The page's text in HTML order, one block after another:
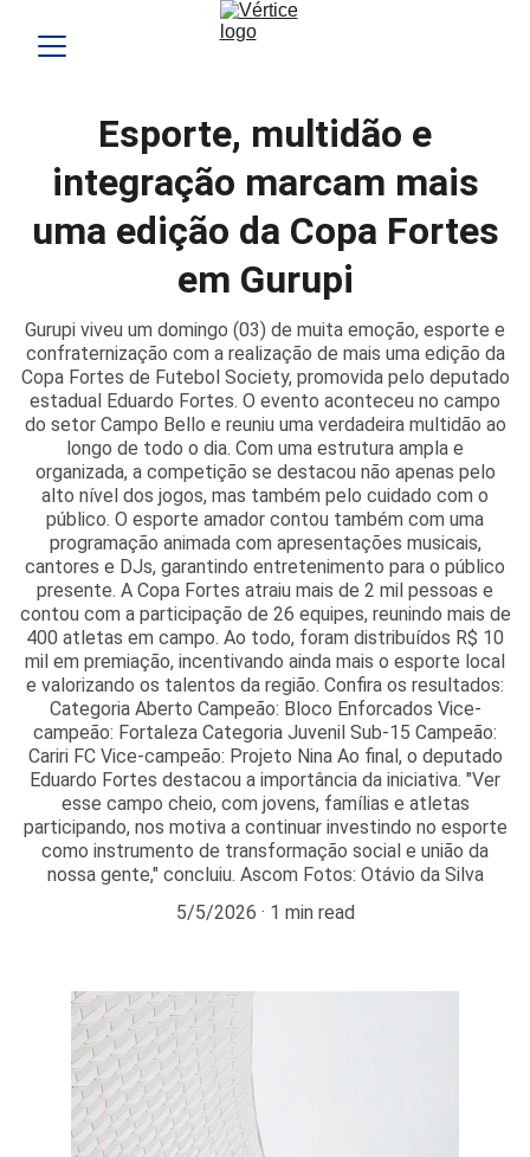
Esporte, multidão e
integração marcam mais
uma edição da Copa Fortes
em Gurupi
Gurupi viveu um domingo (03) de muita emoção, esporte e
confraternização com a realização de mais uma edição da
Copa Fortes de Futebol Society, promovida pelo deputado
estadual Eduardo Fortes. O evento aconteceu no campo
do setor Campo Bello e reuniu uma verdadeira multidão ao
longo de todo o dia. Com uma estrutura ampla e
organizada, a competição se destacou não apenas pelo
alto nível dos jogos, mas também pelo cuidado com o
público. O esporte amador contou também com uma
programação animada com apresentações musicais,
cantores e DJs, garantindo entretenimento para o público
presente. A Copa Fortes atraiu mais de 2 mil pessoas e
contou com a participação de 26 equipes, reunindo mais de
400 atletas em campo. Ao todo, foram distribuídos R$ 10
mil em premiação, incentivando ainda mais o esporte local
e valorizando os talentos da região. Confira os resultados:
Categoria Aberto Campeão: Bloco Enforcados Vice-
campeão: Fortaleza Categoria Juvenil Sub-15 Campeão:
Cariri FC Vice-campeão: Projeto Nina Ao final, o deputado
Eduardo Fortes destacou a importância da iniciativa. "Ver
esse campo cheio, com jovens, famílias e atletas
participando, nos motiva a continuar investindo no esporte
como instrumento de transformação social e união da
nossa gente," concluiu. Ascom Fotos: Otávio da Silva
5/5/2026
1 min read